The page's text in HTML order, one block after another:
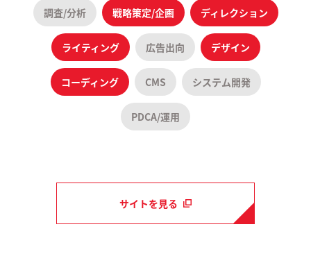
調査/分析 戦略策定/企画 ディレクション
ライティング 広告出向 デザイン
コーディング CMS システム開発
PDCA/運用
サイトを見る